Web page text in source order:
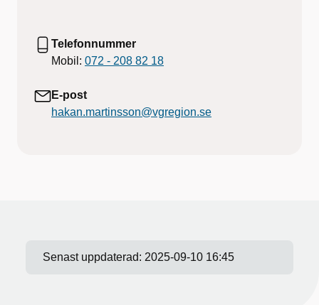
Telefonnummer
Mobil: 072 - 208 82 18
E-post
hakan.martinsson@vgregion.se
Senast uppdaterad: 2025-09-10 16:45